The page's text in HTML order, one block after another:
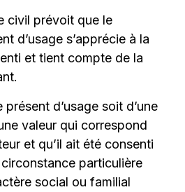
civil prévoit que le
d’usage s’apprécie à la
et tient compte de la
d’usage soit d’une
valeur qui correspond
et qu’il ait été consenti
circonstance particulière
social ou familial